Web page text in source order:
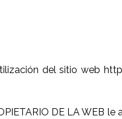
del sitio web
DE LA WEB